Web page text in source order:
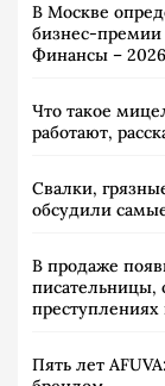
В Москве
бизнес-премии
Финансы –
Что такое
работают,
Свалки,
обсудили
В продаже
писательницы,
Пять лет